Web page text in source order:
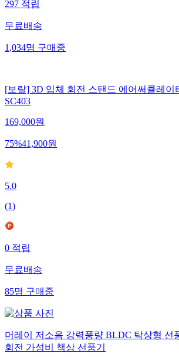
297적립
무료배송
1,034명구매중
[보랄] 3D 입체 회전 스탠드 에어써큘레이
SC403
169,000원
75%41,900원
5.0
(1)
0적립
무료배송
85명구매중
머레이 저소음 강력풍량 BLDC 탁상형 선
회전 가성비 책상 선풍기